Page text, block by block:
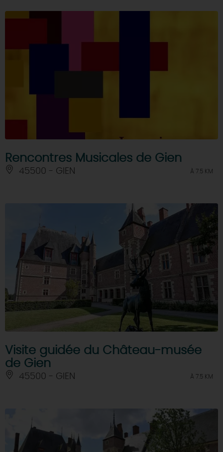
Rencontres Musicales de Gien
45500 - GIEN À 7.5 KM
Visite guidée du Château-musée
de Gien
45500 - GIEN À 7.5 KM